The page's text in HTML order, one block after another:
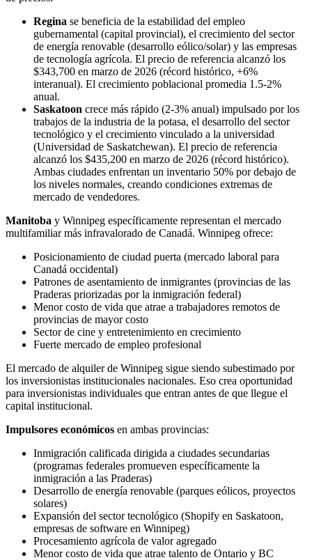
Regina se beneficia de la estabilidad del empleo
gubernamental (capital provincial), el crecimiento del sector
de energía renovable (desarrollo eólico/solar) y las empresas
de tecnología agrícola. El precio de referencia alcanzó los
$343,700 en marzo de 2026 (récord histórico, +6%
interanual). El crecimiento poblacional promedia 1.5-2%
anual.
Saskatoon crece más rápido (2-3% anual) impulsado por los
trabajos de la industria de la potasa, el desarrollo del sector
tecnológico y el crecimiento vinculado a la universidad
(Universidad de Saskatchewan). El precio de referencia
alcanzó los $435,200 en marzo de 2026 (récord histórico).
Ambas ciudades enfrentan un inventario 50% por debajo de
los niveles normales, creando condiciones extremas de
mercado de vendedores.
Manitoba y Winnipeg específicamente representan el mercado
multifamiliar más infravalorado de Canadá. Winnipeg ofrece:
Posicionamiento de ciudad puerta (mercado laboral para
Canadá occidental)
Patrones de asentamiento de inmigrantes (provincias de las
Praderas priorizadas por la inmigración federal)
Menor costo de vida que atrae a trabajadores remotos de
provincias de mayor costo
Sector de cine y entretenimiento en crecimiento
Fuerte mercado de empleo profesional
El mercado de alquiler de Winnipeg sigue siendo subestimado por
los inversionistas institucionales nacionales. Eso crea oportunidad
para inversionistas individuales que entran antes de que llegue el
capital institucional.
Impulsores económicos en ambas provincias:
Inmigración calificada dirigida a ciudades secundarias
(programas federales promueven específicamente la
inmigración a las Praderas)
Desarrollo de energía renovable (parques eólicos, proyectos
solares)
Expansión del sector tecnológico (Shopify en Saskatoon,
empresas de software en Winnipeg)
Procesamiento agrícola de valor agregado
Menor costo de vida que atrae talento de Ontario y BC